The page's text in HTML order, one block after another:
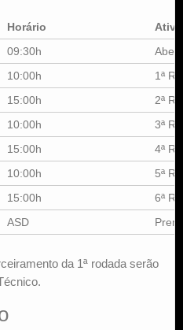
Horário
09:30h
10:00h
1ª
15:00h
2ª
10:00h
3ª
15:00h
4ª
10:00h
5ª
15:00h
6ª
ASD
da 1ª rodada serão